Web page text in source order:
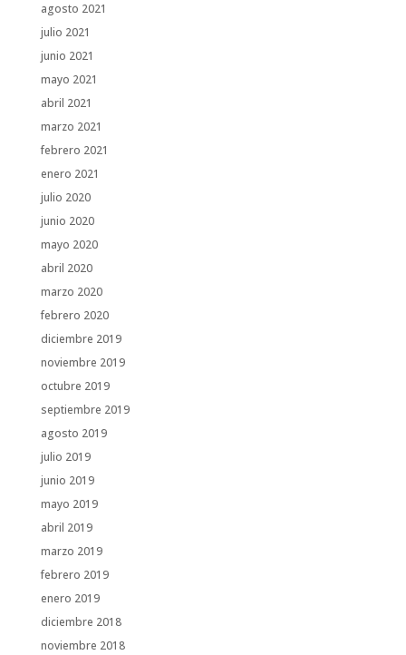
agosto 2021
julio 2021
junio 2021
mayo 2021
abril 2021
marzo 2021
febrero 2021
enero 2021
julio 2020
junio 2020
mayo 2020
abril 2020
marzo 2020
febrero 2020
diciembre 2019
noviembre 2019
octubre 2019
septiembre 2019
agosto 2019
julio 2019
junio 2019
mayo 2019
abril 2019
marzo 2019
febrero 2019
enero 2019
diciembre 2018
noviembre 2018